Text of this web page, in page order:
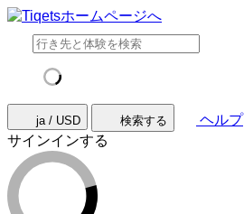
ja / USD 検索する
ヘルプ
サインインする